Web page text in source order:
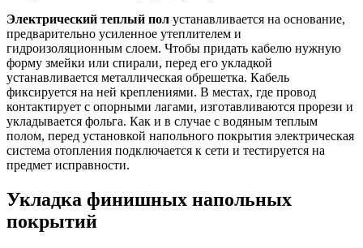
Электрический теплый пол устанавливается на основание,
предварительно усиленное утеплителем и
гидроизоляционным слоем. Чтобы придать кабелю нужную
форму змейки или спирали, перед его укладкой
устанавливается металлическая обрешетка. Кабель
фиксируется на ней креплениями. В местах, где провод
контактирует с опорными лагами, изготавливаются прорези и
укладывается фольга. Как и в случае с водяным теплым
полом, перед установкой напольного покрытия электрическая
система отопления подключается к сети и тестируется на
предмет исправности.
Укладка финишных напольных
покрытий